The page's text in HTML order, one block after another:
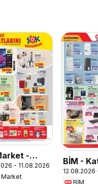
-
sonu- 11.08.2026
BİM -
12.08.2026
BİM